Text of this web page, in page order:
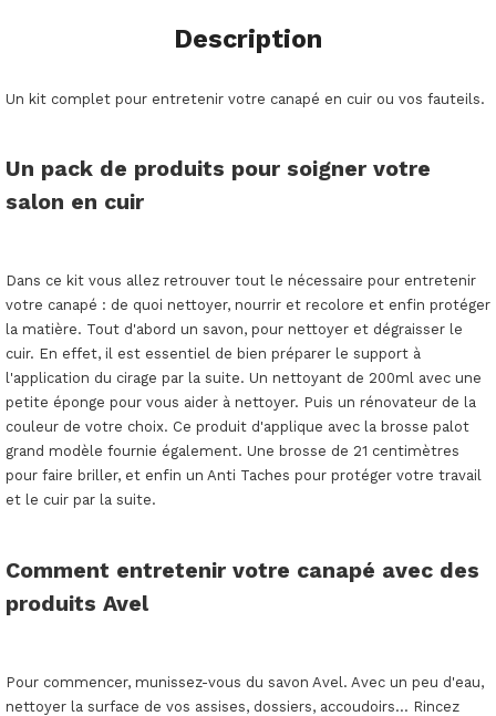
Description
Un kit complet pour entretenir votre canapé en cuir ou vos fauteils.
Un pack de produits pour soigner votre
salon en cuir
Dans ce kit vous allez retrouver tout le nécessaire pour entretenir
votre canapé : de quoi nettoyer, nourrir et recolore et enfin protéger
la matière. Tout d'abord un savon, pour nettoyer et dégraisser le
cuir. En effet, il est essentiel de bien préparer le support à
l'application du cirage par la suite. Un nettoyant de 200ml avec une
petite éponge pour vous aider à nettoyer. Puis un rénovateur de la
couleur de votre choix. Ce produit d'applique avec la brosse palot
grand modèle fournie également. Une brosse de 21 centimètres
pour faire briller, et enfin un Anti Taches pour protéger votre travail
et le cuir par la suite.
Comment entretenir votre canapé avec des
produits Avel
Pour commencer, munissez-vous du savon Avel. Avec un peu d'eau,
nettoyer la surface de vos assises, dossiers, accoudoirs... Rincez